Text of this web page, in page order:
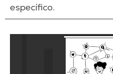
específico.